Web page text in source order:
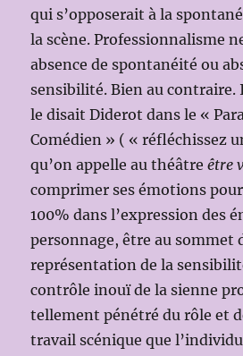
qui s’opposerait à la
la scène. Professionnalisme
absence de spontanéité ou
sensibilité. Bien au contraire.
le disait Diderot dans le «
Comédien » ( « réfléchissez
qu’on appelle au théâtreêtre
comprimer ses émotions
100% dans l’expression des
personnage, être au sommet
représentation de la
contrôle inouï de la sienne
tellement pénétré du rôle et
travail scénique que